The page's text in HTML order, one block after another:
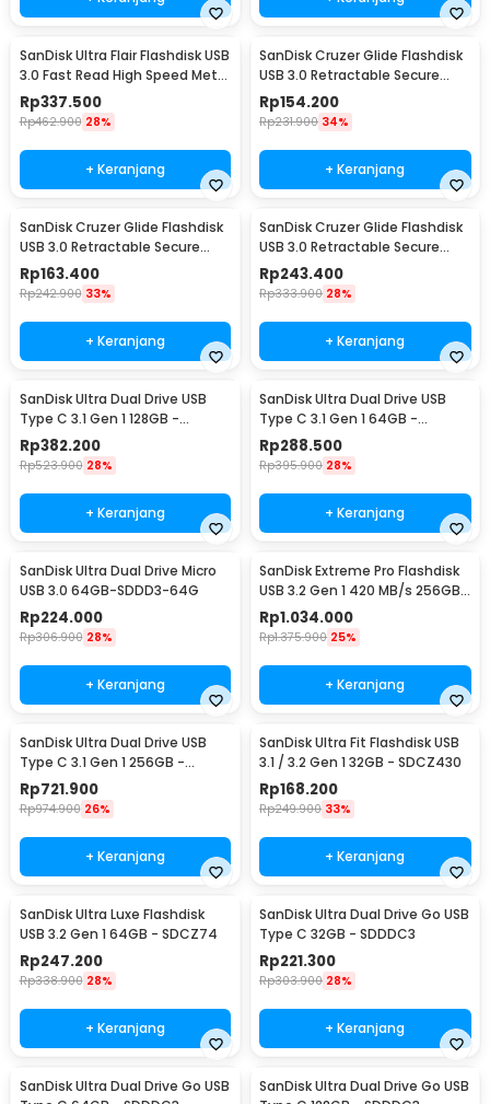
SanDisk Ultra Flair Flashdisk USB
3.0 Fast Read High Speed Metal
Case 128GB - SDCZ73
Rp337.500
Rp462.900 28%
+ Keranjang
SanDisk Cruzer Glide Flashdisk
USB 3.0 Retractable Secure
Access 16GB - SDCZ600
Rp154.200
Rp231.900 34%
+ Keranjang
SanDisk Cruzer Glide Flashdisk
USB 3.0 Retractable Secure
Access 32GB - SDCZ600
Rp163.400
Rp242.900 33%
+ Keranjang
SanDisk Cruzer Glide Flashdisk
USB 3.0 Retractable Secure
Access 64GB - SDCZ600
Rp243.400
Rp333.900 28%
+ Keranjang
SanDisk Ultra Dual Drive USB
Type C 3.1 Gen 1 128GB -
SDDDC2
Rp382.200
Rp523.900 28%
+ Keranjang
SanDisk Ultra Dual Drive USB
Type C 3.1 Gen 1 64GB -
SDDDC2
Rp288.500
Rp395.900 28%
+ Keranjang
SanDisk Ultra Dual Drive Micro
USB 3.0 64GB-SDDD3-64G
Rp224.000
Rp306.900 28%
+ Keranjang
SanDisk Extreme Pro Flashdisk
USB 3.2 Gen 1 420 MB/s 256GB
- SDCZ880
Rp1.034.000
Rp1.375.900 25%
+ Keranjang
SanDisk Ultra Dual Drive USB
Type C 3.1 Gen 1 256GB -
SDDDC2
Rp721.900
Rp974.900 26%
+ Keranjang
SanDisk Ultra Fit Flashdisk USB
3.1 / 3.2 Gen 1 32GB - SDCZ430
Rp168.200
Rp249.900 33%
+ Keranjang
SanDisk Ultra Luxe Flashdisk
USB 3.2 Gen 1 64GB - SDCZ74
Rp247.200
Rp338.900 28%
+ Keranjang
SanDisk Ultra Dual Drive Go USB
Type C 32GB - SDDDC3
Rp221.300
Rp303.900 28%
+ Keranjang
SanDisk Ultra Dual Drive Go USB
SanDisk Ultra Dual Drive Go USB